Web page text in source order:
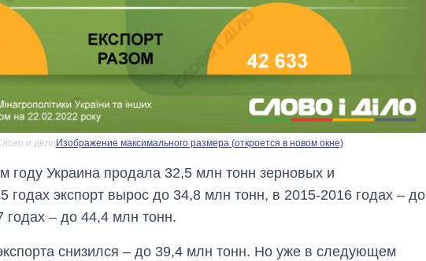
и дело Изображение максимального размера (откроется в новом окне)
году Украина продала 32,5 млн тонн зерновых и
годах экспорт вырос до 34,8 млн тонн, в 2015-2016 годах – до
годах – до 44,4 млн тонн.
снизился – до 39,4 млн тонн. Но уже в следующем